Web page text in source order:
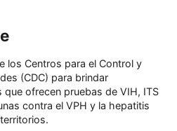
los Centros para el Control y
(CDC) para brindar
ofrecen pruebas de VIH, ITS
contra el VPH y la hepatitis